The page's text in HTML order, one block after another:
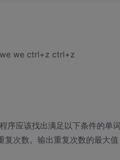
we we ctrl+z ctrl+z
序应该找出满足以下条件的单
复次数。输出重复次数的最大值